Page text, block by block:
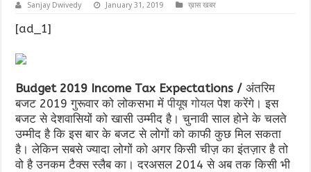
Sanjay Dwivedy January 31, 2019 ख़ास खबर
[ad_1]
Budget 2019 Income Tax Expectations / अंतरिम
बजट 2019 गुरूवार को लोकसभा मेंपीयूष गोयलपेश करेंगे। इस
बजट से देशवासियों को खासी उम्मीद है। चुनावी साल होने के चलते
उम्मीद है कि इस बारके बजट से लोगों को काफी कुछ मिल सकता
है। लेकिन सबसे ज्यादा लोगों को अगर किसी चीज़ का इंतज़ार है तो
वो है उनकम टैक्स स्लैब का। दरअसल 2014 से अब तक किसी भी